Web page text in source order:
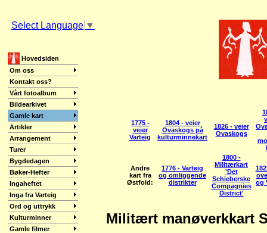
Hovedsiden
Om oss
Kontakt oss?
Vårt fotoalbum
Bildearkivet
Gamle kart
Artikler
Arrangement
Turer
Bygdedagen
Bøker-Hefter
Ingaheftet
Inga fra Varteig
Ord og uttrykk
Kulturminner
Gamle filmer
Select Language ▼
1775 -
veier
Varteig
1804 - veier
Ovaskogs på
kulturminnekart
1826 - veier
Ovaskogs
Andre
kart fra
Østfold:
1776 - Varteig
og omliggende
distrikter
1800 -
Militærkart
'Det
Schieberske
Compagnies
District'
og
Militært manøverkkart